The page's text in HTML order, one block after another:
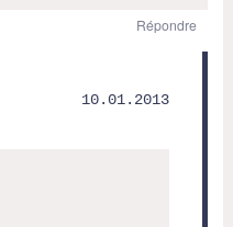
Répondre
10.01.2013